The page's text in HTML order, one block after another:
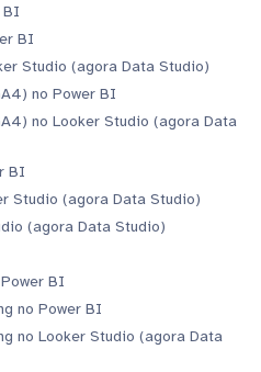
BI
BI
Studio (agora Data Studio)
no Power BI
no Looker Studio (agora Data
BI
Studio (agora Data Studio)
(agora Data Studio)
BI
no Power BI
no Looker Studio (agora Data